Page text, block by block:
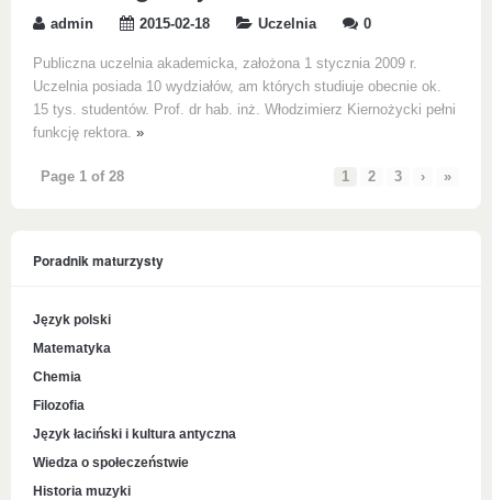
admin 2015-02-18 Uczelnia 0
Publiczna uczelnia akademicka, założona 1 stycznia 2009 r.
Uczelnia posiada 10 wydziałów, am których studiuje obecnie ok.
15 tys. studentów. Prof. dr hab. inż. Włodzimierz Kiernożycki pełni
funkcję rektora. »
Page 1 of 28 1 2 3 › »
Poradnik maturzysty
Język polski
Matematyka
Chemia
Filozofia
Język łaciński i kultura antyczna
Wiedza o społeczeństwie
Historia muzyki